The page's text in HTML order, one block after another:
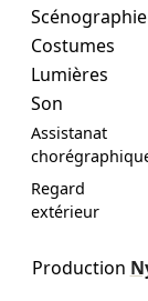
Scénographie
Costumes
Lumières
Son
Assistanat
Regard
extérieur
Production